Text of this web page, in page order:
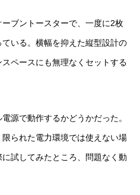
ブントースターで、一度に2枚
いる。横幅を抑えた縦型設計の
ペースにも無理なくセットする
源で動作するかどうかだった。
られた電力環境では使えない場
試してみたところ、問題なく動